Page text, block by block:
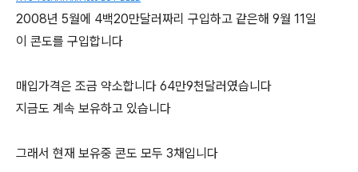
2008년 5월에 4백20만달러짜리 구입하고 같은해 9월 11일
이 콘도를 구입합니다
매입가격은 조금 약소합니다 64만9천달러였습니다
지금도 계속 보유하고 있습니다
그래서 현재 보유중 콘도 모두 3채입니다